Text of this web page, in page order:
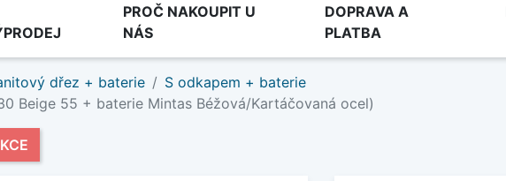
PROČ NAKOUPIT U
NÁS
DOPRAVA A
PLATBA
dřez + baterie
S odkapem + baterie
Beige 55 + baterie Mintas Béžová/Kartáčovaná ocel)